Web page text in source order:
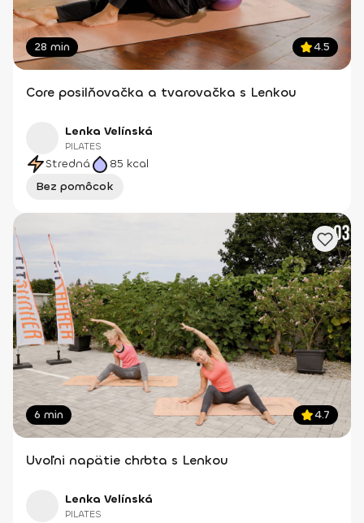
28 min 4.5
Core posilňovačka a tvarovačka s Lenkou
Lenka Velínská
PILATES
Stredná 85 kcal
Bez pomôcok
6 min 4.7
Uvoľni napätie chrbta s Lenkou
Lenka Velínská
PILATES